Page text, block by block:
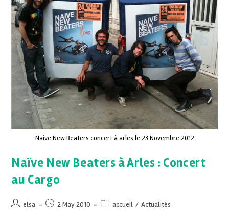
Naive New Beaters concert à arles le 23 Novembre 2012
Naïve New Beaters à Arles : Concert
au Cargo
elsa 2 May 2010 accueil / Actualités